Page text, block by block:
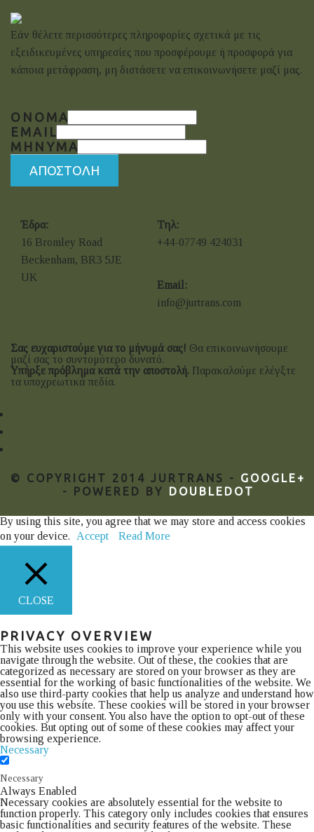
Εάν θέλετε περισσότερες πληροφορίες σχετικά με τις
εξειδικευμένες υπηρεσίες που προσφέρουμε ή προσφορά για
κάποια μετάφραση, μη διστάσετε να επικοινωνήσετε μαζί μας.
ΌΝΟΜΑ
EMAIL
ΜΗΝΥΜΑ
ΑΠΟΣΤΟΛΗ
Έδρα:
16 Bromley Road
Beckenham, BR3 5JE
UK
Τηλ:
+44-07749 424031
Email:
info@jurtrans.com
Σας ευχαριστούμε για το μήνυμά σας! Θα επικοινωνήσουμε
μαζί σας το συντομότερο δυνατό.
Υπήρξε πρόβλημα κατά την αποστολή. Παρακαλούμε ελέγξτε
τα υποχρεωτικά πεδία.
© COPYRIGHT 2014 JURTRANS - GOOGLE+
- POWERED BY DOUBLEDOT
By using this site, you agree that we may store and access cookies
on your device.
Accept Read More
CLOSE
PRIVACY OVERVIEW
This website uses cookies to improve your experience while you
navigate through the website. Out of these, the cookies that are
categorized as necessary are stored on your browser as they are
essential for the working of basic functionalities of the website. We
also use third-party cookies that help us analyze and understand how
you use this website. These cookies will be stored in your browser
only with your consent. You also have the option to opt-out of these
cookies. But opting out of some of these cookies may affect your
browsing experience.
Necessary
Necessary
Always Enabled
Necessary cookies are absolutely essential for the website to
function properly. This category only includes cookies that ensures
basic functionalities and security features of the website. These